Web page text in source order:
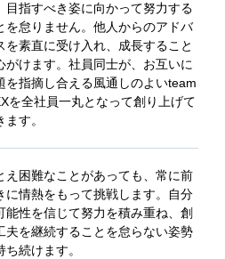
目指すべき姿に向かって努力する
を怠りません。他人からのアドバ
を素直に受け入れ、成長すること
がけます。社員同士が、お互いに
を指摘し合える風通しのよいteam
を全社員一丸となって創り上げて
ます。
え困難なことがあっても、常に前
に情熱をもって挑戦します。自分
能性を信じて努力を積み重ね、創
夫を継続することを怠らない姿勢
ち続けます。